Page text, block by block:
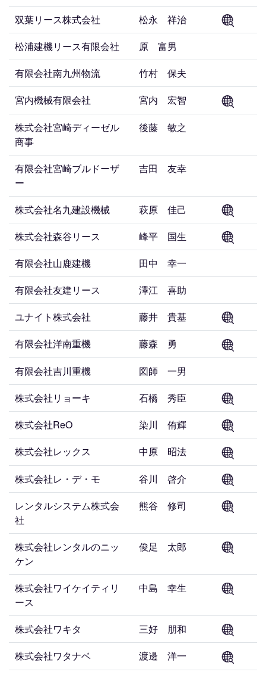
双葉リース株式会社
松永 祥治
松浦建機リース有限会社
原 富男
有限会社南九州物流
竹村 保夫
宮内機械有限会社
宮内 宏智
株式会社宮崎ディーゼル
商事
後藤 敏之
有限会社宮崎ブルドーザ
ー
吉田 友幸
株式会社名九建設機械
萩原 佳己
株式会社森谷リース
峰平 国生
有限会社山鹿建機
田中 幸一
有限会社友建リース
澤江 喜助
ユナイト株式会社
藤井 貴基
有限会社洋南重機
藤森 勇
有限会社吉川重機
図師 一男
株式会社リョーキ
石橋 秀臣
株式会社ReO
染川 侑輝
株式会社レックス
中原 昭法
株式会社レ・デ・モ
谷川 啓介
レンタルシステム株式会
社
熊谷 修司
株式会社レンタルのニッ
ケン
俊足 太郎
株式会社ワイケイティリ
ース
中島 幸生
株式会社ワキタ
三好 朋和
株式会社ワタナベ
渡邊 洋一